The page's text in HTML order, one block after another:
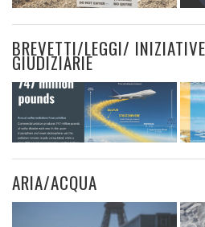
BREVETTI/LEGGI/
GIUDIZIARIE
ARIA/ACQUA